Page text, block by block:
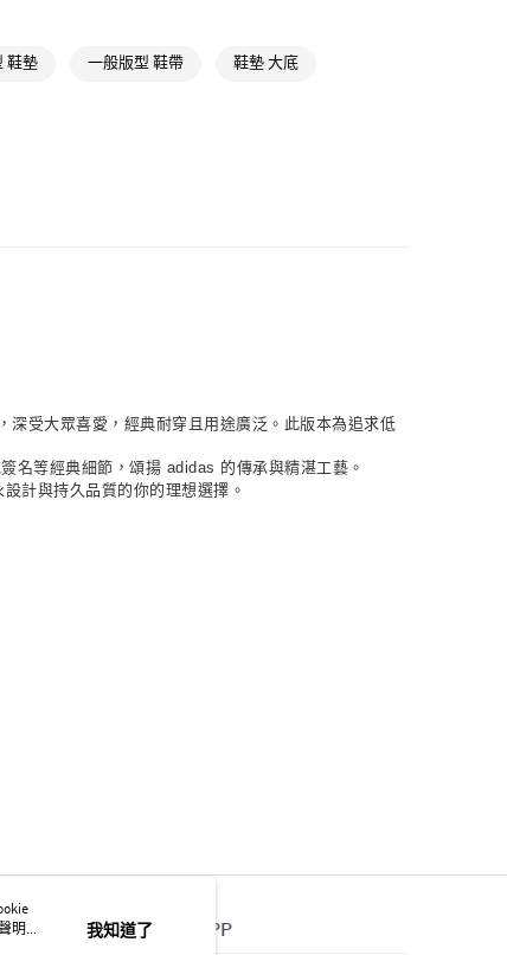
Originals全部商品
鞋墊 一般版型 鞋帶 鞋墊 大底
受大眾喜愛，經典耐穿且用途廣泛。此版本為追求低
名等經典細節，頌揚 adidas 的傳承與精湛工藝。
計與持久品質的你的理想選擇。
官方APP
明使
我知道了